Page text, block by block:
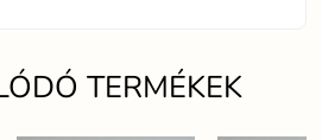
TERMÉKEK